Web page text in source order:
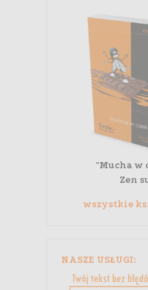
"Mucha w
Zen
wszystkie
NASZE USŁUGI: